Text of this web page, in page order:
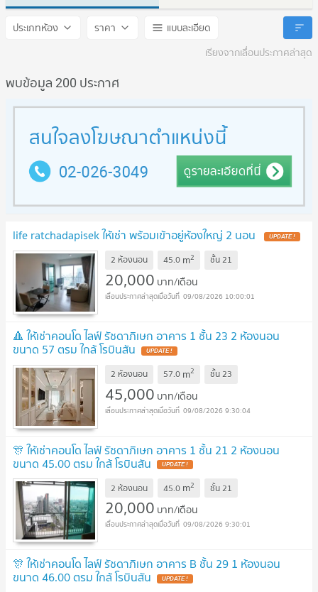
Life Ratchadapisek
Life Ratchadapisek
ประเภทห้อง ราคา
แบบละเอียด
เรียงจากเลื่อนประกาศล่าสุด
พบข้อมูล 200 ประกาศ
life ratchadapisek ให้เช่า พร้อมเข้าอยู่ห้องใหญ่ 2 นอน UPDATE !
2 ห้องนอน 45.0 m2 ชั้น21
20,000 บาท/เดือน
09/08/2026 10:00:01
🔺 ให้เช่าคอนโด ไลฟ์ รัชดาภิเษก อาคาร 1 ชั้น 23 2 ห้องนอน
ขนาด 57 ตรม ใกล้ โรบินสัน UPDATE !
2 ห้องนอน 57.0 m2 ชั้น23
45,000 บาท/เดือน
09/08/2026 9:30:04
🎊 ให้เช่าคอนโด ไลฟ์ รัชดาภิเษก อาคาร 1 ชั้น 21 2 ห้องนอน
ขนาด 45.00 ตรม ใกล้ โรบินสัน UPDATE !
2 ห้องนอน 45.0 m2 ชั้น21
20,000 บาท/เดือน
09/08/2026 9:30:01
🎊 ให้เช่าคอนโด ไลฟ์ รัชดาภิเษก อาคาร B ชั้น 29 1 ห้องนอน
ขนาด 46.00 ตรม ใกล้ โรบินสัน UPDATE !